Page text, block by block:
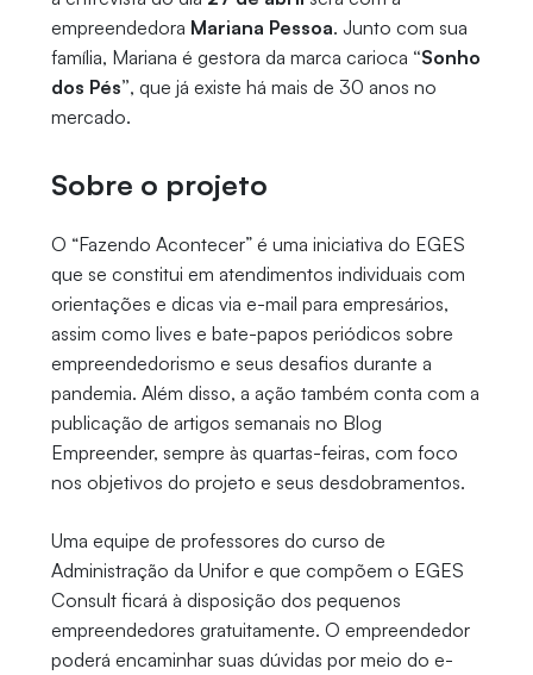
empreendedora Mariana Pessoa. Junto com sua
família, Mariana é gestora da marca carioca “Sonho
dos Pés”, que já existe há mais de 30 anos no
mercado.
Sobre o projeto
O “Fazendo Acontecer” é uma iniciativa do EGES
que se constitui em atendimentos individuais com
orientações e dicas via e-mail para empresários,
assim como lives e bate-papos periódicos sobre
empreendedorismo e seus desafios durante a
pandemia. Além disso, a ação também conta com a
publicação de artigos semanais no Blog
Empreender, sempre às quartas-feiras, com foco
nos objetivos do projeto e seus desdobramentos.
Uma equipe de professores do curso de
Administração da Unifor e que compõem o EGES
Consult ficará à disposição dos pequenos
empreendedores gratuitamente. O empreendedor
poderá encaminhar suas dúvidas por meio do e-